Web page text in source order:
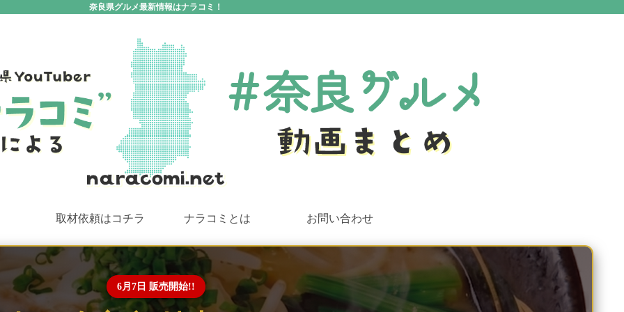
奈良県グルメ最新情報はナラコミ！
取材依頼はコチラ ナラコミとは お問い合わせ
6月7日 販売開始!!